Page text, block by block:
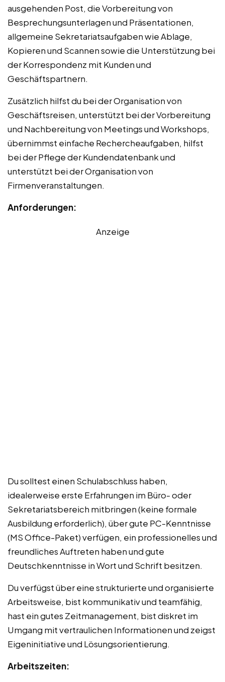
ausgehenden Post, die Vorbereitung von
Besprechungsunterlagen und Präsentationen,
allgemeine Sekretariatsaufgaben wie Ablage,
Kopieren und Scannen sowie die Unterstützung bei
der Korrespondenz mit Kunden und
Geschäftspartnern.
Zusätzlich hilfst du bei der Organisation von
Geschäftsreisen, unterstützt bei der Vorbereitung
und Nachbereitung von Meetings und Workshops,
übernimmst einfache Rechercheaufgaben, hilfst
bei der Pflege der Kundendatenbank und
unterstützt bei der Organisation von
Firmenveranstaltungen.
Anforderungen:
Anzeige
Du solltest einen Schulabschluss haben,
idealerweise erste Erfahrungen im Büro- oder
Sekretariatsbereich mitbringen (keine formale
Ausbildung erforderlich), über gute PC-Kenntnisse
(MS Office-Paket) verfügen, ein professionelles und
freundliches Auftreten haben und gute
Deutschkenntnisse in Wort und Schrift besitzen.
Du verfügst über eine strukturierte und organisierte
Arbeitsweise, bist kommunikativ und teamfähig,
hast ein gutes Zeitmanagement, bist diskret im
Umgang mit vertraulichen Informationen und zeigst
Eigeninitiative und Lösungsorientierung.
Arbeitszeiten: